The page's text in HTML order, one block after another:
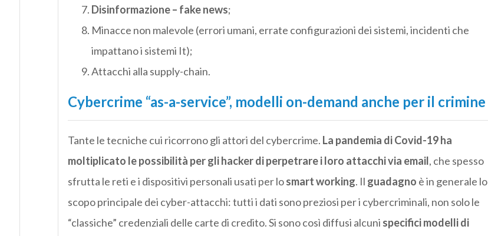
Disinformazione – fake news;
Minacce non malevole (errori umani, errate configurazioni dei sistemi, incidenti che
impattano i sistemi It);
Attacchi alla supply-chain.
Cybercrime “as-a-service”, modelli on-demand anche per il crimine
Tante le tecniche cui ricorrono gli attori del cybercrime. La pandemia di Covid-19 ha
moltiplicato le possibilità per gli hacker di perpetrare i loro attacchi via email, che spesso
sfrutta le reti e i dispositivi personali usati per losmart working. Il guadagno è in generale lo
scopo principale dei cyber-attacchi: tutti i dati sono preziosi per i cybercriminali, non solo le
“classiche” credenziali delle carte di credito. Si sono così diffusi alcuni specifici modelli di